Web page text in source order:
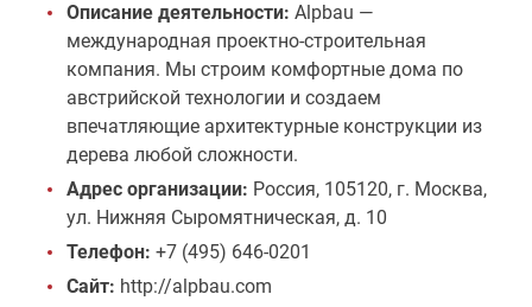
Описание деятельности: Alpbau —
международная проектно-строительная
компания. Мы строим комфортные дома по
австрийской технологии и создаем
впечатляющие архитектурные конструкции из
дерева любой сложности.
Адрес организации: Россия, 105120, г. Москва,
ул. Нижняя Сыромятническая, д. 10
Телефон: +7 (495) 646-0201
Сайт: http://alpbau.com